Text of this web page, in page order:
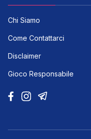
Chi Siamo
Come Contattarci
Disclaimer
Gioco Responsabile